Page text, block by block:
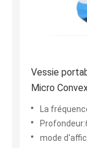
Vessie
Micro
Veterinary
La
mode d'affichage:B, B/